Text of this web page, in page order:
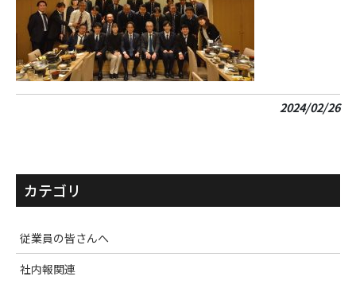
2024/02/26
カテゴリ
従業員の皆さんへ
社内報関連